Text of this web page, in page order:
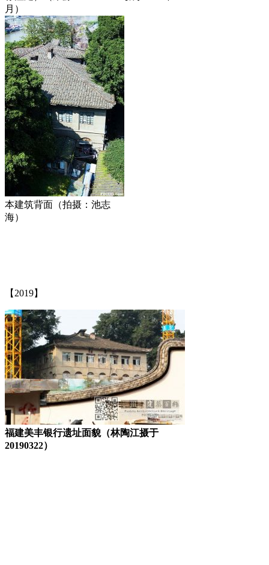
月）
本建筑背面（拍摄：池志
海）
【2019】
福建美丰银行遗址面貌（林陶江摄于
20190322）